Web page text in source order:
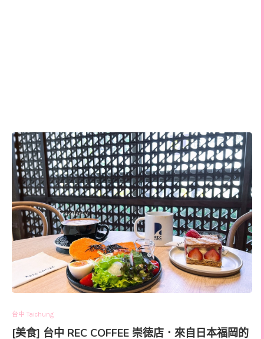
台中 Taichung
[美食] 台中 REC COFFEE 崇徳店．來自日本福岡的